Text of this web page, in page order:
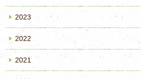
2023
2022
2021